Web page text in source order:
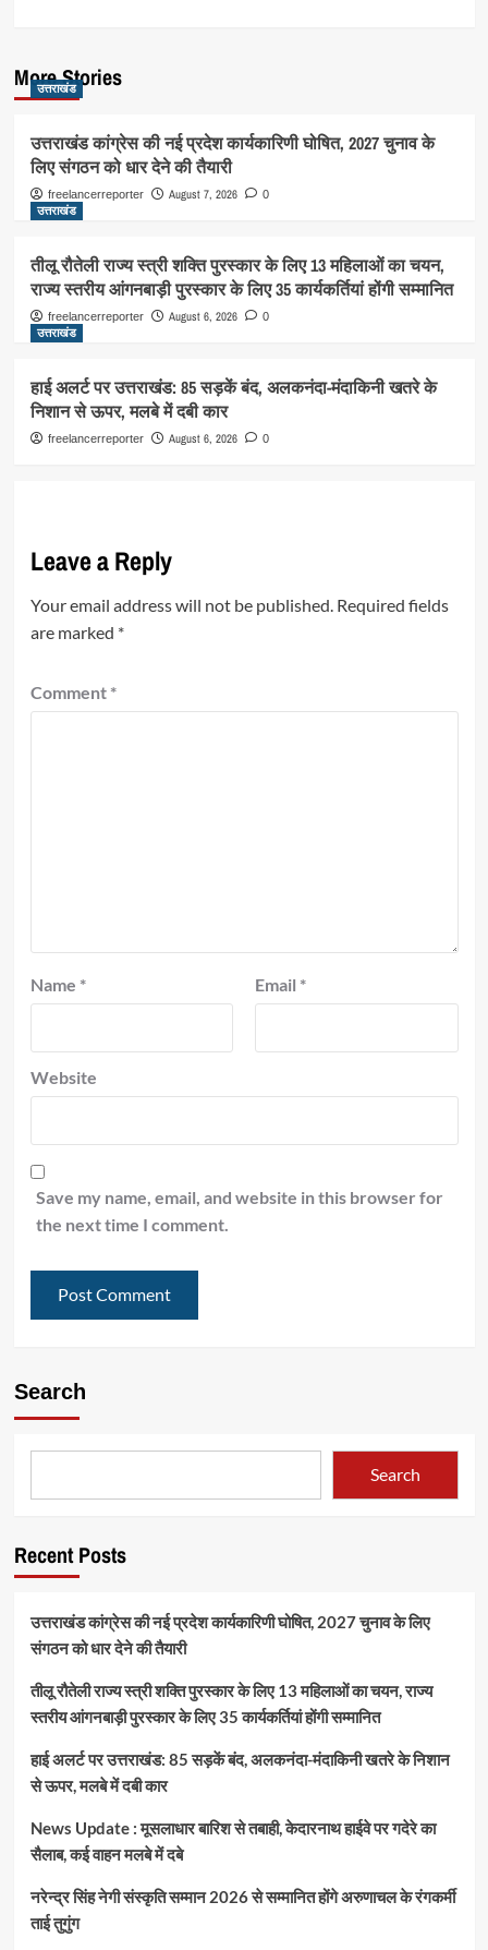
More Stories
उत्तराखंड
उत्तराखंड कांग्रेस की नई प्रदेश कार्यकारिणी घोषित, 2027 चुनाव के
लिए संगठन को धार देने की तैयारी
freelancerreporter August 7, 2026 0
उत्तराखंड
तीलू रौतेली राज्य स्त्री शक्ति पुरस्कार के लिए 13 महिलाओं का चयन,
राज्य स्तरीय आंगनबाड़ी पुरस्कार के लिए 35 कार्यकर्तियां होंगी सम्मानित
freelancerreporter August 6, 2026 0
उत्तराखंड
हाई अलर्ट पर उत्तराखंड: 85 सड़कें बंद, अलकनंदा-मंदाकिनी खतरे के
निशान से ऊपर, मलबे में दबी कार
freelancerreporter August 6, 2026 0
Leave a Reply
Your email address will not be published. Required fields
are marked *
Comment *
Name * Email *
Website
Save my name, email, and website in this browser for
the next time I comment.
Search
Search
Recent Posts
उत्तराखंड कांग्रेस की नई प्रदेश कार्यकारिणी घोषित, 2027 चुनाव के लिए
संगठन को धार देने की तैयारी
तीलू रौतेली राज्य स्त्री शक्ति पुरस्कार के लिए 13 महिलाओं का चयन, राज्य
स्तरीय आंगनबाड़ी पुरस्कार के लिए 35 कार्यकर्तियां होंगी सम्मानित
हाई अलर्ट पर उत्तराखंड: 85 सड़कें बंद, अलकनंदा-मंदाकिनी खतरे के निशान
से ऊपर, मलबे में दबी कार
News Update : मूसलाधार बारिश से तबाही, केदारनाथ हाईवे पर गदेरे का
सैलाब, कई वाहन मलबे में दबे
नरेन्द्र सिंह नेगी संस्कृति सम्मान 2026 से सम्मानित होंगे अरुणाचल के रंगकर्मी
ताई तुगुंग